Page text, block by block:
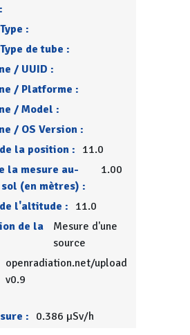
:
de tube :
/ UUID :
/ Platforme :
/ Model :
/ OS Version :
la position : 11.0
la mesure au-
sol (en mètres) :
1.00
l'altitude :
11.0
de la
Mesure d'une
source
openradiation.net/upload
v0.9
: 0.386 µSv/h